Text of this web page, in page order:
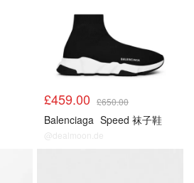
£459.00 £650.00
Balenciaga Speed 袜子鞋
@dealmoon.de